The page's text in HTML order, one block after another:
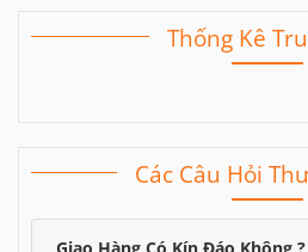
Thống Kê
Các Câu Hỏi